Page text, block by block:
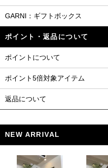
GARNI：ギフトボックス
ポイント・返品について
ポイントについて
ポイント5倍対象アイテム
返品について
NEW ARRIVAL